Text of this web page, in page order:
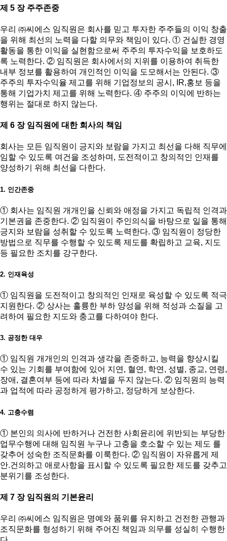
제 5 장 주주존중
우리 ㈜씨에스 임직원은 회사를 믿고 투자한 주주들의 이익 창출
을 위해 최선의 노력을 다할 의무와 책임이 있다. ① 건실한 경영
활동을 통한 이익을 실현함으로써 주주의 투자수익을 보호하도
록 노력한다. ② 임직원은 회사에서의 지위를 이용하여 취득한
내부 정보를 활용하여 개인적인 이익을 도모해서는 안된다. ③
주주의 투자수익율 제고를 위해 기업정보의 공시, IR,홍보 등을
통해 기업가치 제고를 위해 노력한다. ④ 주주의 이익에 반하는
행위는 절대로 하지 않는다.
제 6 장 임직원에 대한 회사의 책임
회사는 모든 임직원이 긍지와 보람을 가지고 최선을 다해 직무에
임할 수 있도록 여건을 조성하며, 도전적이고 창의적인 인재를
양성하기 위해 최선을 다한다.
1. 인간존중
① 회사는 임직원 개개인을 신뢰와 애정을 가지고 독립적 인격과
기본권을 존중한다. ② 임직원이 주인의식을 바탕으로 일을 통해
긍지와 보람을 성취할 수 있도록 노력한다. ③ 임직원이 정당한
방법으로 직무를 수행할 수 있도록 제도를 확립하고 교육, 지도
등 필요한 조치를 강구한다.
2. 인재육성
① 임직원을 도전적이고 창의적인 인재로 육성할 수 있도록 적극
지원한다. ② 상사는 훌륭한 부하 양성을 위해 적성과 소질을 고
려하여 필요한 지도와 충고를 다하여야 한다.
3. 공정한 대우
① 임직원 개개인의 인격과 생각을 존중하고, 능력을 향상시킬
수 있는 기회를 부여함에 있어 지연, 혈연, 학연, 성별, 종교, 연령,
장애, 결혼여부 등에 따라 차별을 두지 않는다. ② 임직원의 능력
과 업적에 따라 공정하게 평가하고, 정당하게 보상한다.
4. 고충수렴
① 본인의 의사에 반하거나 건전한 사회윤리에 위반되는 부당한
업무수행에 대해 임직원 누구나 고충을 호소할 수 있는 제도 를
갖추어 성숙한 조직문화를 이룩한다. ② 임직원이 자유롭게 제
안.건의하고 애로사항을 표시할 수 있도록 필요한 제도를 갖추고
분위기를 조성한다.
제 7 장 임직원의 기본윤리
우리 ㈜씨에스 임직원은 명예와 품위를 유지하고 건전한 관행과
조직문화를 형성하기 위해 주어진 책임과 의무를 성실히 수행한